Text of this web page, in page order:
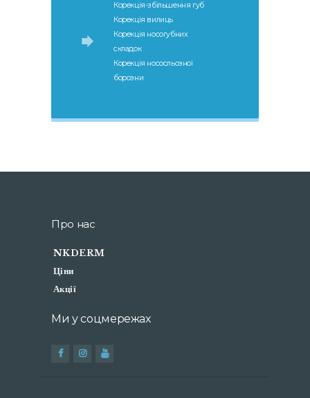
Корекція-збільшення губ
Корекція вилиць
Корекція носогубних
складок
Корекція нососльозної
борозни
Про нас
NKDERM
Ціни
Акції
Ми у соцмережах